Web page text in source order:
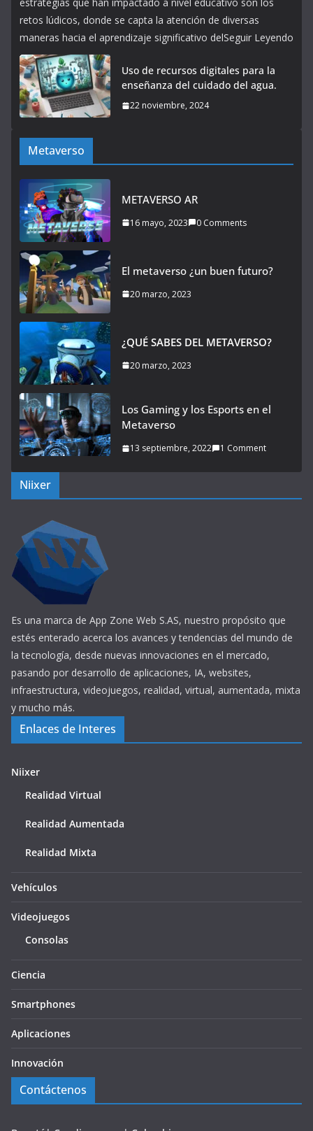
estrategias que han impactado a nivel educativo son los
retos lúdicos, donde se capta la atención de diversas
maneras hacia el aprendizaje significativo delSeguir Leyendo
Uso de recursos digitales para la
enseñanza del cuidado del agua.
22 noviembre, 2024
Metaverso
METAVERSO AR
16 mayo, 2023 0 Comments
El metaverso ¿un buen futuro?
20 marzo, 2023
¿QUÉ SABES DEL METAVERSO?
20 marzo, 2023
Los Gaming y los Esports en el
Metaverso
13 septiembre, 2022 1 Comment
Niixer
Es una marca de App Zone Web S.AS, nuestro propósito que
estés enterado acerca los avances y tendencias del mundo de
la tecnología, desde nuevas innovaciones en el mercado,
pasando por desarrollo de aplicaciones, IA, websites,
infraestructura, videojuegos, realidad, virtual, aumentada, mixta
y mucho más.
Enlaces de Interes
Niixer
Realidad Virtual
Realidad Aumentada
Realidad Mixta
Vehículos
Videojuegos
Consolas
Ciencia
Smartphones
Aplicaciones
Innovación
Contáctenos